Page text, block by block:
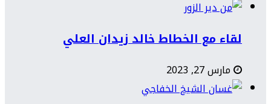
لقاء مع الخطاط خالد زيدان العلي
مارس 27, 2023